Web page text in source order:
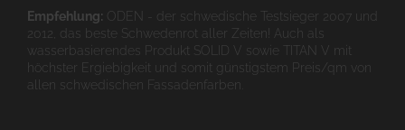
Empfehlung: ODEN - der schwedische Testsieger 2007 und
2012, das beste Schwedenrot aller Zeiten! Auch als
wasserbasierendes Produkt SOLID V sowie TITAN V mit
höchster Ergiebigkeit und somit günstigstem Preis/qm von
allen schwedischen Fassadenfarben.